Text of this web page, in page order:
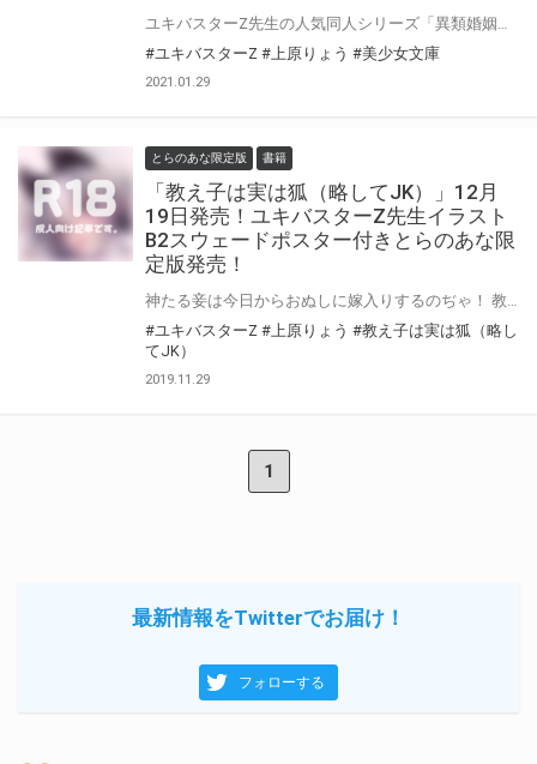
#ユキバスターZ #上原りょう #美少女文庫
2021.01.29
とらのあな限定版 書籍
「教え子は実は狐（略してJK）」12月
19日発売！ユキバスターZ先生イラスト
B2スウェードポスター付きとらのあな限
定版発売！
#ユキバスターZ #上原りょう #教え子は実は狐（略し
てJK）
2019.11.29
1
最新情報をTwitterでお届け！
フォローする